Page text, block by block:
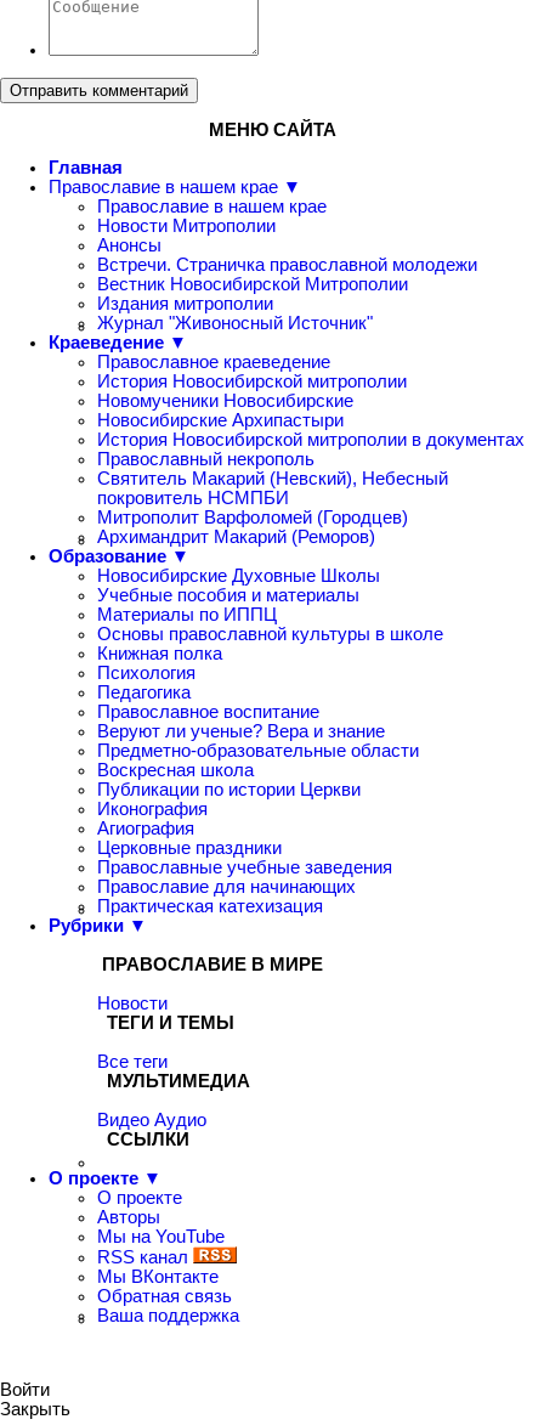
Отправить комментарий
МЕНЮ САЙТА
Главная
Православие в нашем крае ▼
Православие в нашем крае
Новости Митрополии
Анонсы
Встречи. Страничка православной молодежи
Вестник Новосибирской Митрополии
Издания митрополии
Журнал "Живоносный Источник"
Краеведение ▼
Православное краеведение
История Новосибирской митрополии
Новомученики Новосибирские
Новосибирские Архипастыри
История Новосибирской митрополии в документах
Православный некрополь
Святитель Макарий (Невский), Небесный
покровитель НСМПБИ
Митрополит Варфоломей (Городцев)
Архимандрит Макарий (Реморов)
Образование ▼
Новосибирские Духовные Школы
Учебные пособия и материалы
Материалы по ИППЦ
Основы православной культуры в школе
Книжная полка
Психология
Педагогика
Православное воспитание
Веруют ли ученые? Вера и знание
Предметно-образовательные области
Воскресная школа
Публикации по истории Церкви
Иконография
Агиография
Церковные праздники
Православные учебные заведения
Православие для начинающих
Практическая катехизация
Рубрики ▼
ПРАВОСЛАВИЕ В МИРЕ
Новости
ТЕГИ И ТЕМЫ
Все теги
МУЛЬТИМЕДИА
Видео Аудио
ССЫЛКИ
О проекте ▼
О проекте
Авторы
Мы на YouTube
RSS канал
Мы ВКонтакте
Обратная связь
Ваша поддержка
Войти
Закрыть